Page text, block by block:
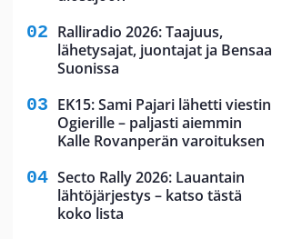
Ralliradio 2026: Taajuus,
lähetysajat, juontajat ja Bensaa
Suonissa
EK15: Sami Pajari lähetti viestin
Ogierille – paljasti aiemmin
Kalle Rovanperän varoituksen
Secto Rally 2026: Lauantain
lähtöjärjestys – katso tästä
koko lista